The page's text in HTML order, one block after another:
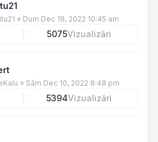
» Dum Dec 18, 2022 10:45 am
5075Vizualizări
» Sâm Dec 10, 2022 8:48 pm
5394Vizualizări